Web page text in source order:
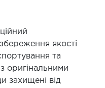
якості
та
оригінальними
захищені від